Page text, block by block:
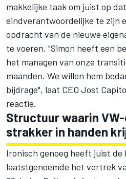
makkelijke taak om juist op
eindverantwoordelijke te zijn
opdracht van de nieuwe
te voeren. "Simon heeft een
het managen van onze
maanden. We willen hem
bijdrage", laat CEO Jost
reactie.
Structuur waarin
strakker in handen
Ironisch genoeg heeft juist de
laatstgenoemde het vertrek